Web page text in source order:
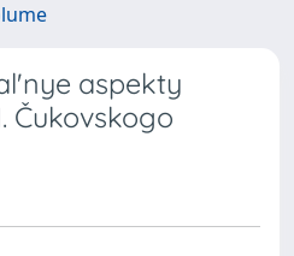
aspekty
Čukovskogo